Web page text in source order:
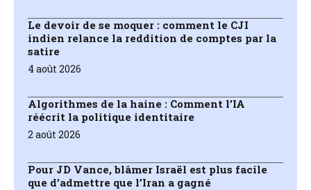
Le devoir de se moquer : comment le CJI
indien relance la reddition de comptes par la
satire
4 août 2026
Algorithmes de la haine : Comment l’IA
réécrit la politique identitaire
2 août 2026
Pour JD Vance, blâmer Israël est plus facile
que d’admettre que l’Iran a gagné